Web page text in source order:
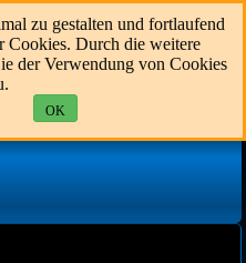
zu gestalten und fortlaufend
Cookies. Durch die weitere
der Verwendung von Cookies
OK